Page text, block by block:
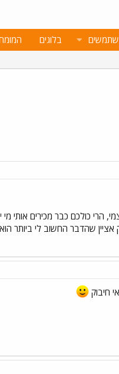
בלוגים
הרי כולכם כבר מכירים אותי
אציין שהדבר החשוב לי ביותר
חיבוק